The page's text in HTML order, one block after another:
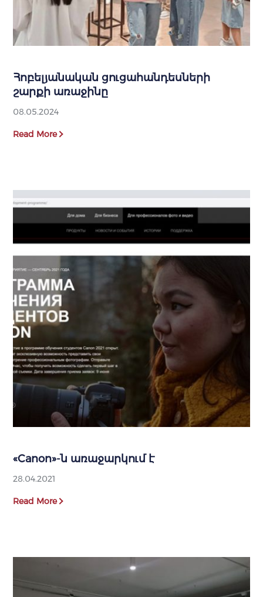
Հոբելյանական ցուցահանդեսների
շարքի առաջինը
08.05.2024
Read More
«Canon»-ն առաջարկում է
28.04.2021
Read More